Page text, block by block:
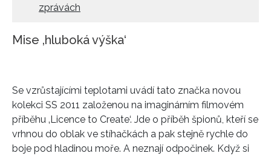
LÁSKA A SEX
Svatba
ELLEPHORIA
ELLE DECORATION
HOME
zprávách
Mise ‚hluboká výška‘
Se vzrůstajícími teplotami uvádí tato značka novou
kolekci SS 2011 založenou na imaginárním filmovém
příběhu ‚Licence to Create‘. Jde o příběh špionů, kteří se
vrhnou do oblak ve stíhačkách a pak stejně rychle do
boje pod hladinou moře. A neznají odpočinek. Když si